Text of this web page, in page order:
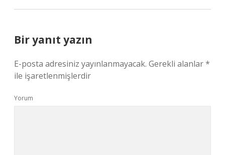
Bir yanıt yazın
E-posta adresiniz yayınlanmayacak. Gerekli alanlar*
ile işaretlenmişlerdir
Yorum